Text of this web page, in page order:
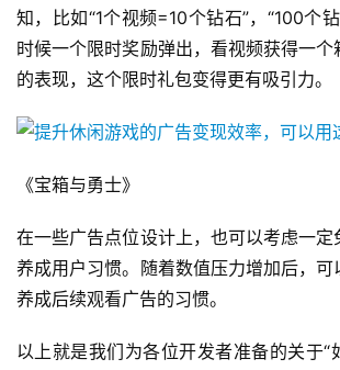
会
上
站
文
(
中
)
知，比如“1个视频=10个钻石”，“100个
时候一个限时奖励弹出，看视频获得一
的表现，这个限时礼包变得更有吸引力。
《宝箱与勇士》
在一些广告点位设计上，也可以考虑一
养成用户习惯。随着数值压力增加后，可
养成后续观看广告的习惯。
以上就是我们为各位开发者准备的关于“